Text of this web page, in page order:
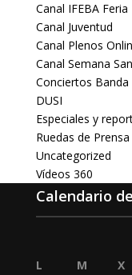
Canal IFEBA
Canal Juventud
Canal Plenos
Canal Semana
Conciertos
DUSI
Especiales y
Ruedas de Prensa
Uncategorized
Vídeos 360
Calendario
L
M X